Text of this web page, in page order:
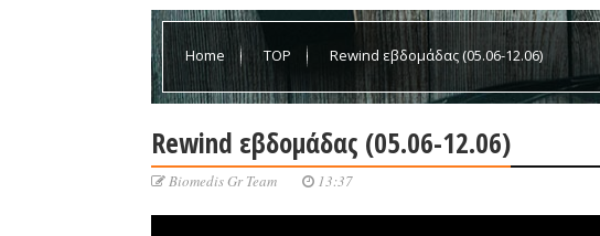
Home TOP Rewind εβδομάδας (05.06-12.06)
Rewind εβδομάδας (05.06-12.06)
Biomedis Gr Team 13:37